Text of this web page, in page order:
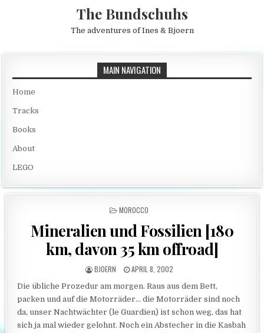
The Bundschuhs
The adventures of Ines & Bjoern
MAIN NAVIGATION
Home
Tracks
Books
About
LEGO
POSTED IN
MOROCCO
Mineralien und Fossilien [180
km, davon 35 km offroad]
AUTHOR:
BJOERN PUBLISHED DATE:
APRIL 8, 2002
Die übliche Prozedur am morgen. Raus aus dem Bett,
packen und auf die Motorräder… die Motorräder sind noch
da, unser Nachtwächter (le Guardien) ist schon weg, das hat
sich ja mal wieder gelohnt. Noch ein Abstecher in die Kasbah